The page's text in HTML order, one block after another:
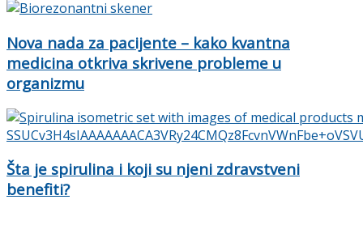
Nova nada za pacijente – kako kvantna
medicina otkriva skrivene probleme u
organizmu
Šta je spirulina i koji su njeni zdravstveni
benefiti?